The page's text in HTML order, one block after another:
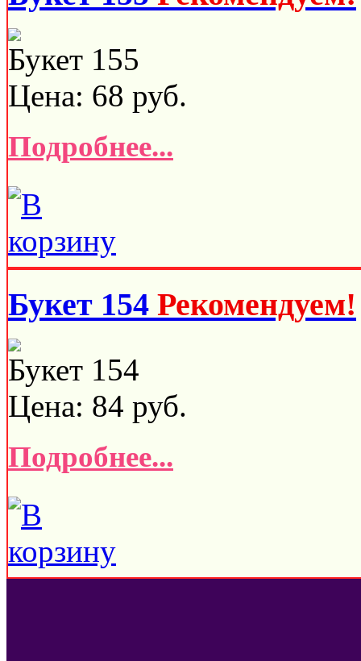
Букет 155
Цена: 68 руб.
Подробнее...
Букет 154 Рекомендуем!
Букет 154
Цена: 84 руб.
Подробнее...